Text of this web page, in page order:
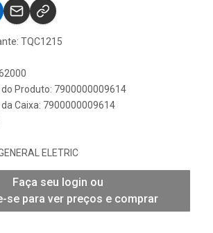
TQC1215
Produto: 7900000009614
Caixa: 7900000009614
ELETRIC
Faça seu login ou
se para ver preços e comprar